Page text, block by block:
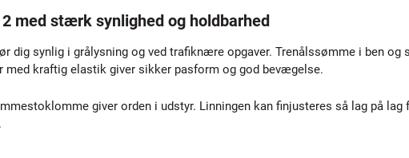
med stærk synlighed og holdbarhed
dig synlig i grålysning og ved trafiknære opgaver. Trenålssømme i ben
med kraftig elastik giver sikker pasform og god bevægelse.
giver orden i udstyr. Linningen kan finjusteres så lag på lag